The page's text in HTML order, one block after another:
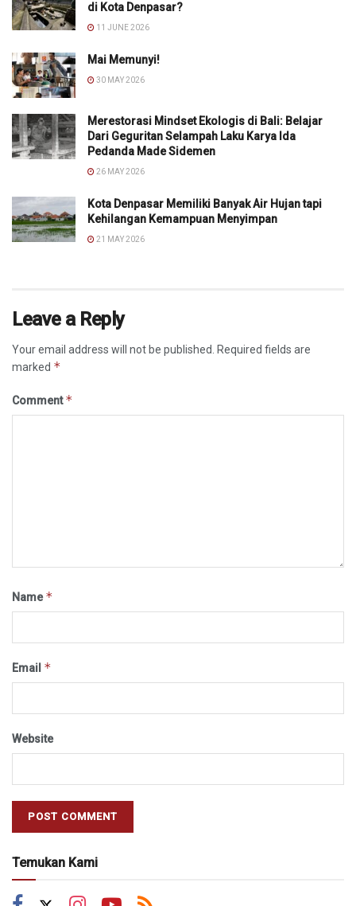
di Kota Denpasar?
11 JUNE 2026
Mai Memunyi!
30 MAY 2026
Merestorasi Mindset Ekologis di Bali: Belajar
Dari Geguritan Selampah Laku Karya Ida
Pedanda Made Sidemen
26 MAY 2026
Kota Denpasar Memiliki Banyak Air Hujan tapi
Kehilangan Kemampuan Menyimpan
21 MAY 2026
Leave a Reply
Your email address will not be published. Required fields are
marked *
Comment*
Name*
Email *
Website
Temukan Kami